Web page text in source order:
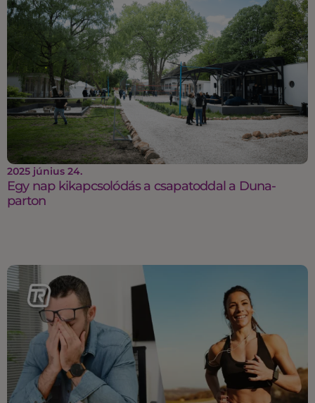
2025 június 24.
Egy nap kikapcsolódás a csapatoddal a Duna-
parton